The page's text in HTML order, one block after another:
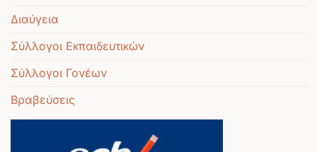
Διαύγεια
Σύλλογοι Εκπαιδευτικών
Σύλλογοι Γονέων
Βραβεύσεις